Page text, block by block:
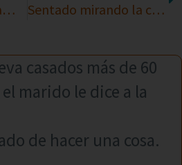
Se encuentran dos amigos Sentado mirando la copa
casados más de 60
marido le dice a la
de hacer una cosa.